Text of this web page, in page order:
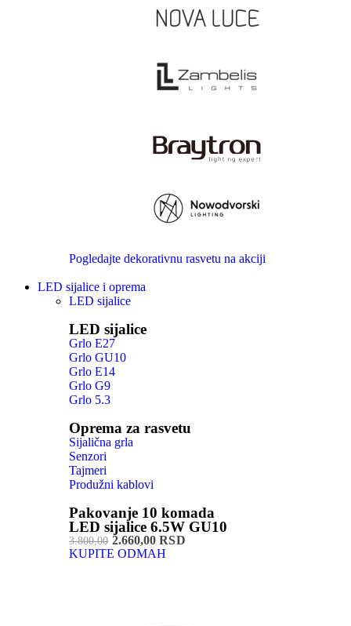
Pogledajte dekorativnu rasvetu na akciji
LED sijalice i oprema
LED sijalice
LED sijalice
Grlo E27
Grlo GU10
Grlo E14
Grlo G9
Grlo 5.3
Oprema za rasvetu
Sijalična grla
Senzori
Tajmeri
Produžni kablovi
Pakovanje 10 komada
LED sijalice 6.5W GU10
3.800,002.660,00 RSD
KUPITE ODMAH